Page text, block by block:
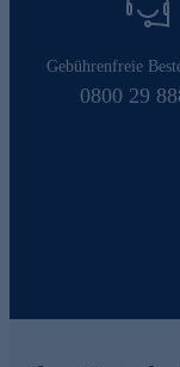
Gebührenfreie
0800 29